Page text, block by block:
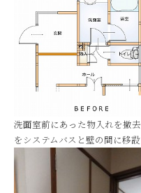
洗面室前にあった物入れを撤
をシステムバスと壁の間に移設